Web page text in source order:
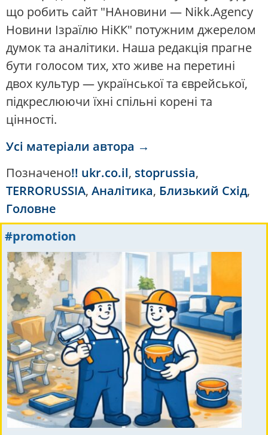
що робить сайт "НАновини — Nikk.Agency
Новини Ізраїлю НіКК" потужним джерелом
думок та аналітики. Наша редакція прагне
бути голосом тих, хто живе на перетині
двох культур — української та єврейської,
підкреслюючи їхні спільні корені та
цінності.
Усі матеріали автора →
Позначено!! ukr.co.il, stoprussia,
TERRORUSSIA, Аналітика, Близький Схід,
Головне
#promotion